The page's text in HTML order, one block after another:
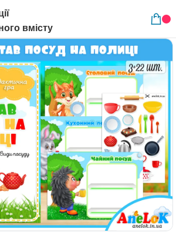
вмісту
збільшити